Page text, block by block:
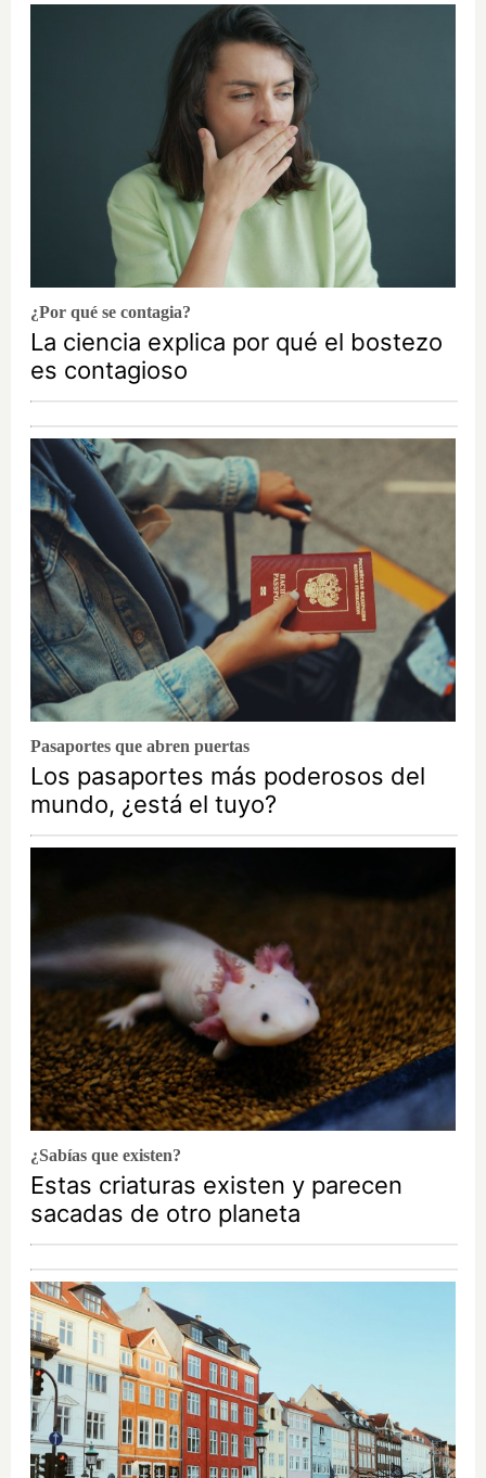
¿Por qué se contagia?
La ciencia explica por qué el bostezo
es contagioso
Pasaportes que abren puertas
Los pasaportes más poderosos del
mundo, ¿está el tuyo?
¿Sabías que existen?
Estas criaturas existen y parecen
sacadas de otro planeta